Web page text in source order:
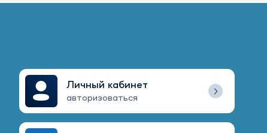
Личный кабинет
авторизоваться